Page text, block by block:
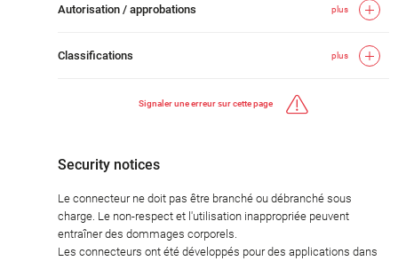
Autorisation / approbations plus
Classifications plus
Signaler une erreur sur cette page
Security notices
Le connecteur ne doit pas être branché ou débranché sous
charge. Le non-respect et l'utilisation inappropriée peuvent
entraîner des dommages corporels.
Les connecteurs ont été développés pour des applications dans